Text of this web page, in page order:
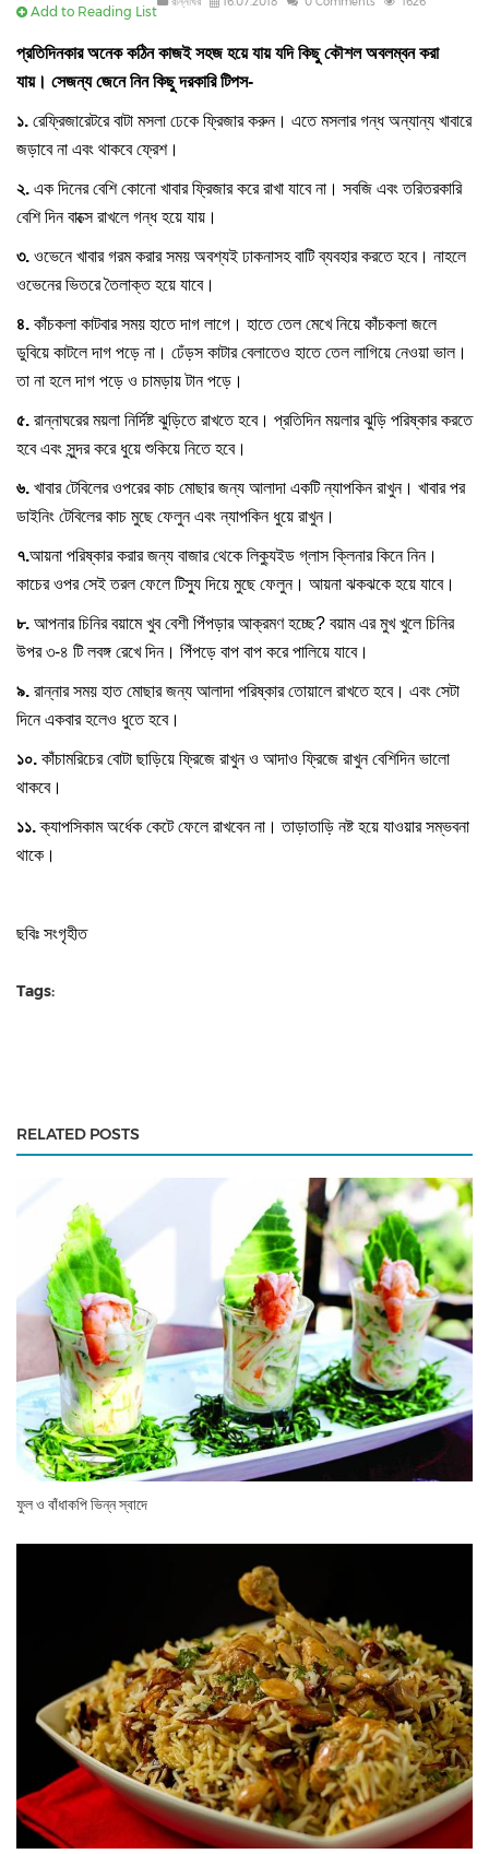
Add to Reading List
প্রতিদিনকার অনেক কঠিন কাজই সহজ হয়ে যায় যদি কিছু কৌশল অবলম্বন করা
যায়। সেজন্য জেনে নিন কিছু দরকারি টিপস-
১. রেফ্রিজারেটরে বাটা মসলা ঢেকে ফ্রিজার করুন। এতে মসলার গন্ধ অন্যান্য খাবারে
জড়াবে না এবং থাকবে ফ্রেশ।
২. এক দিনের বেশি কোনো খাবার ফ্রিজার করে রাখা যাবে না। সবজি এবং তরিতরকারি
বেশি দিন বাক্সে রাখলে গন্ধ হয়ে যায়।
৩. ওভেনে খাবার গরম করার সময় অবশ্যই ঢাকনাসহ বাটি ব্যবহার করতে হবে। নাহলে
ওভেনের ভিতরে তৈলাক্ত হয়ে যাবে।
৪. কাঁচকলা কাটবার সময় হাতে দাগ লাগে। হাতে তেল মেখে নিয়ে কাঁচকলা জলে
ডুবিয়ে কাটলে দাগ পড়ে না। ঢেঁড়স কাটার বেলাতেও হাতে তেল লাগিয়ে নেওয়া ভাল।
তা না হলে দাগ পড়ে ও চামড়ায় টান পড়ে।
৫. রান্নাঘরের ময়লা নির্দিষ্ট ঝুড়িতে রাখতে হবে। প্রতিদিন ময়লার ঝুড়ি পরিষ্কার করতে
হবে এবং সুন্দর করে ধুয়ে শুকিয়ে নিতে হবে।
৬. খাবার টেবিলের ওপরের কাচ মোছার জন্য আলাদা একটি ন্যাপকিন রাখুন। খাবার পর
ডাইনিং টেবিলের কাচ মুছে ফেলুন এবং ন্যাপকিন ধুয়ে রাখুন।
৭.আয়না পরিষ্কার করার জন্য বাজার থেকে লিক্যুইড গ্লাস ক্লিনার কিনে নিন।
কাচের ওপর সেই তরল ফেলে টিস্যু দিয়ে মুছে ফেলুন। আয়না ঝকঝকে হয়ে যাবে।
৮. আপনার চিনির বয়ামে খুব বেশী পিঁপড়ার আক্রমণ হচ্ছে? বয়াম এর মুখ খুলে চিনির
উপর ৩-৪ টি লবঙ্গ রেখে দিন। পিঁপড়ে বাপ বাপ করে পালিয়ে যাবে।
৯. রান্নার সময় হাত মোছার জন্য আলাদা পরিষ্কার তোয়ালে রাখতে হবে। এবং সেটা
দিনে একবার হলেও ধুতে হবে।
১০. কাঁচামরিচের বোটা ছাড়িয়ে ফ্রিজে রাখুন ও আদাও ফ্রিজে রাখুন বেশিদিন ভালো
থাকবে।
১১.ক্যাপসিকাম অর্ধেক কেটে ফেলে রাখবেন না। তাড়াতাড়ি নষ্ট হয়ে যাওয়ার সম্ভবনা
থাকে।
ছবিঃ সংগৃহীত
Tags:
RELATED POSTS
ফুল ও বাঁধাকপি ভিন্ন স্বাদে